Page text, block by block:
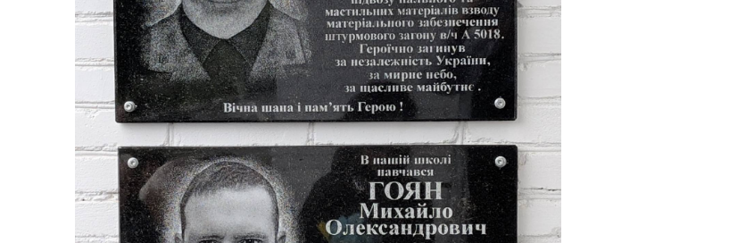
Ветеранська політика
громади